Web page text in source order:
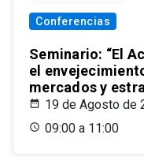
Conferencias
Seminario: “El
el
mercados y
19 de Agosto de
09:00 a 11:00